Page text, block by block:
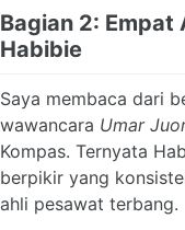
Bagian 2: Empat
Habibie
Saya membaca dari
wawancara Umar
Kompas. Ternyata
berpikir yang
ahli pesawat terbang.